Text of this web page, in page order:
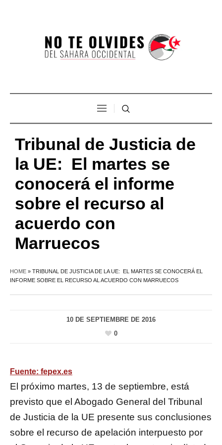
Tribunal de Justicia de
la UE: El martes se
conocerá el informe
sobre el recurso al
acuerdo con
Marruecos
HOME » TRIBUNAL DE JUSTICIA DE LA UE: EL MARTES SE CONOCERÁ EL
INFORME SOBRE EL RECURSO AL ACUERDO CON MARRUECOS
10 DE SEPTIEMBRE DE 2016
0
Fuente: fepex.es
El próximo martes, 13 de septiembre, está
previsto que el Abogado General del Tribunal
de Justicia de la UE presente sus conclusiones
sobre el recurso de apelación interpuesto por